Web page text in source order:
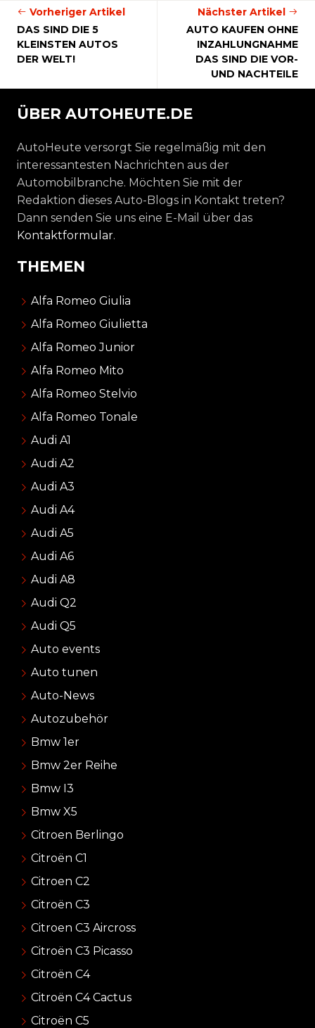
Vorheriger Artikel
DAS SIND DIE 5
KLEINSTEN AUTOS
DER WELT!
Nächster Artikel
AUTO KAUFEN OHNE
INZAHLUNGNAHME
DAS SIND DIE VOR-
UND NACHTEILE
ÜBER AUTOHEUTE.DE
AutoHeute versorgt Sie regelmäßig mit den
interessantesten Nachrichten aus der
Automobilbranche. Möchten Sie mit der
Redaktion dieses Auto-Blogs in Kontakt treten?
Dann senden Sie uns eine E-Mail über das
Kontaktformular.
THEMEN
Alfa Romeo Giulia
Alfa Romeo Giulietta
Alfa Romeo Junior
Alfa Romeo Mito
Alfa Romeo Stelvio
Alfa Romeo Tonale
Audi A1
Audi A2
Audi A3
Audi A4
Audi A5
Audi A6
Audi A8
Audi Q2
Audi Q5
Auto events
Auto tunen
Auto-News
Autozubehör
Bmw 1er
Bmw 2er Reihe
Bmw I3
Bmw X5
Citroen Berlingo
Citroën C1
Citroen C2
Citroën C3
Citroen C3 Aircross
Citroën C3 Picasso
Citroën C4
Citroën C4 Cactus
Citroën C5